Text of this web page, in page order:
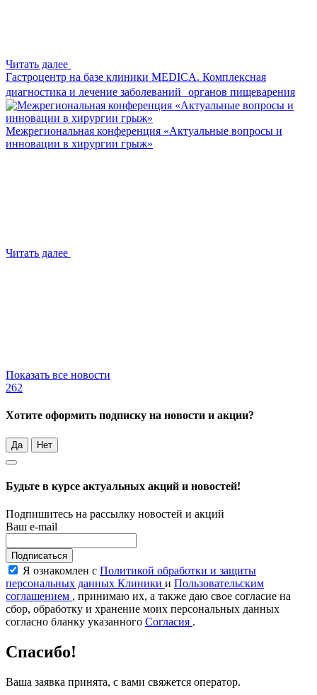
Читать далее
Гастроцентр на базе клиники MEDICA. Комплексная
диагностика и лечение заболеваний органов пищеварения
Межрегиональная конференция «Актуальные вопросы и
инновации в хирургии грыж»
Читать далее
Показать все новости
262
Хотите оформить подписку на новости и акции?
Да Нет
Будьте в курсе актуальных акций и новостей!
Подпишитесь на рассылку новостей и акций
Ваш e-mail
Подписаться
Я ознакомлен с Политикой обработки и защиты
персональных данных Клиники и Пользовательским
соглашением , принимаю их, а также даю свое согласие на
сбор, обработку и хранение моих персональных данных
согласно бланку указанного Согласия .
Спасибо!
Ваша заявка принята, с вами свяжется оператор.